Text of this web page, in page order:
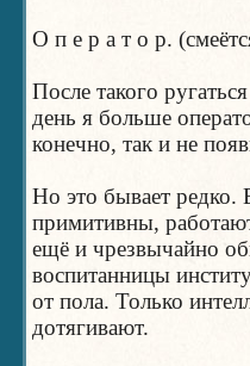
О п е р а т о р.
После такого
день я больше
конечно, так и не
Но это бывает
примитивны,
ещё и чрезвычайно
воспитанницы
от пола. Только
дотягивают.